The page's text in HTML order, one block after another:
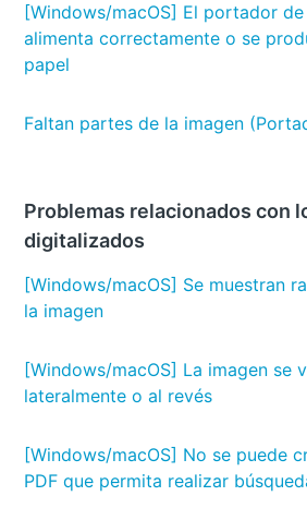
[Windows/macOS] El portador
alimenta correctamente o se
papel
Faltan partes de la imagen
Problemas relacionados con
digitalizados
[Windows/macOS] Se muestran
la imagen
[Windows/macOS] La imagen se
lateralmente o al revés
[Windows/macOS] No se puede
PDF que permita realizar